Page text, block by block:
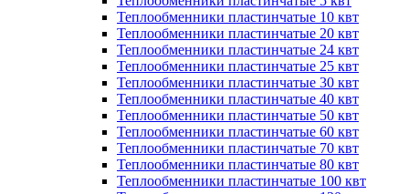
Теплообменники пластинчатые 10 квт
Теплообменники пластинчатые 20 квт
Теплообменники пластинчатые 24 квт
Теплообменники пластинчатые 25 квт
Теплообменники пластинчатые 30 квт
Теплообменники пластинчатые 40 квт
Теплообменники пластинчатые 50 квт
Теплообменники пластинчатые 60 квт
Теплообменники пластинчатые 70 квт
Теплообменники пластинчатые 80 квт
Теплообменники пластинчатые 100 квт